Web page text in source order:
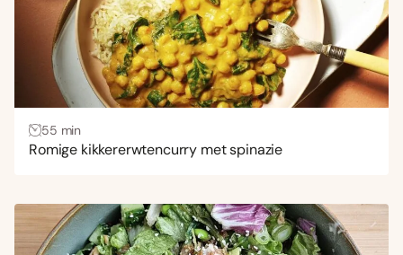
55 min
Romige kikkererwtencurry met spinazie